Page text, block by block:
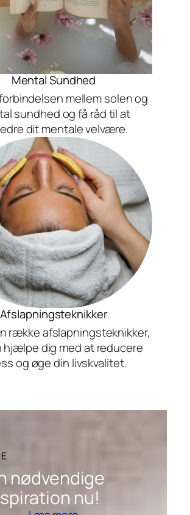
Mental Sundhed
mellem solen og
sundhed og få råd til at
dit mentale velvære.
Afslapningsteknikker
række afslapningsteknikker,
hjælpe dig med at reducere
og øge din livskvalitet.
nødvendige
nu!